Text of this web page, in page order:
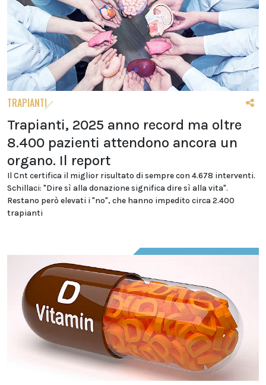
TRAPIANTI
Trapianti, 2025 anno record ma oltre
8.400 pazienti attendono ancora un
organo. Il report
Il Cnt certifica il miglior risultato di sempre con 4.678 interventi.
Schillaci: "Dire sì alla donazione significa dire sì alla vita".
Restano però elevati i "no", che hanno impedito circa 2.400
trapianti